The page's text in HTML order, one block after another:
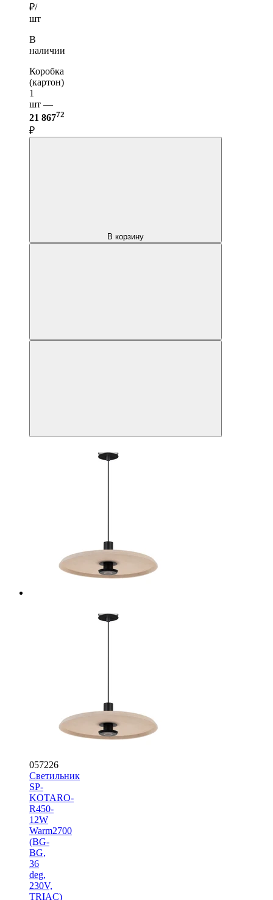
₽/
шт
В
наличии
Коробка
(картон)
1
шт —
21 86772
₽
В корзину
057226
Светильник
SP-
KOTARO-
R450-
12W
Warm2700
(BG-
BG,
36
deg,
230V,
TRIAC)